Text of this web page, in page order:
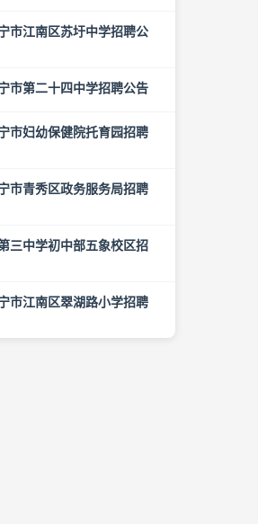
市江南区苏圩中学招聘公
市第二十四中学招聘公告
市妇幼保健院托育园招聘
市青秀区政务服务局招聘
三中学初中部五象校区招
市江南区翠湖路小学招聘